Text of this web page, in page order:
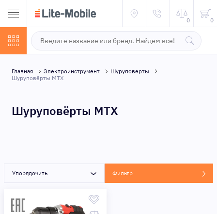
0 0
Главная Электроинструмент
Шуруповерты
Шуруповёрты MTX
Шуруповёрты MTX
Упорядочить Фильтр